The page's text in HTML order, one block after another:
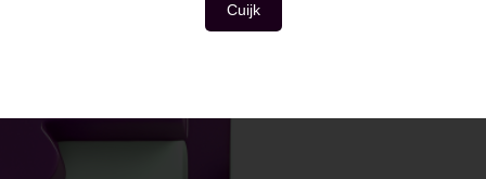
Cuijk
INSIDE INFORMATIE